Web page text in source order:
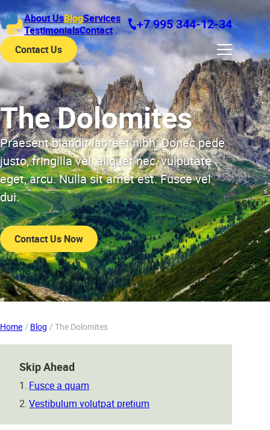
About UsBlogServices
TestimonialsContact +7 995 344-12-34
Contact Us
The Dolomites
Praesent blandit laoreet nibh. Donec pede
justo, fringilla vel, aliquet nec, vulputate
eget, arcu. Nulla sit amet est. Fusce vel
dui.
Contact Us Now
Home Blog The Dolomites
Skip Ahead
Fusce a quam
Vestibulum volutpat pretium